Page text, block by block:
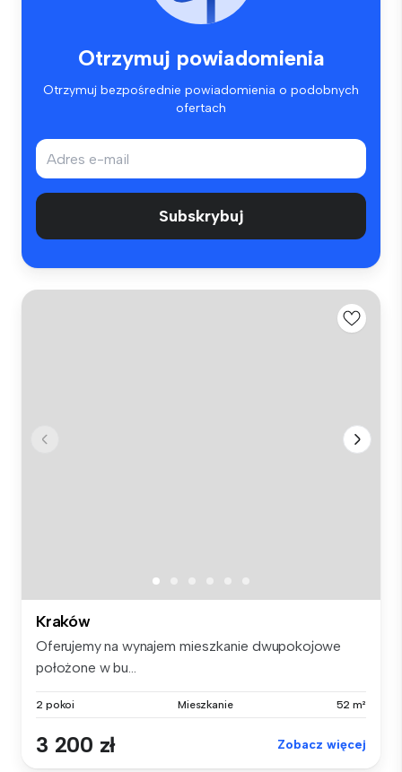
Otrzymuj powiadomienia
Otrzymuj bezpośrednie powiadomienia o podobnych
ofertach
Subskrybuj
Kraków
Oferujemy na wynajem mieszkanie dwupokojowe
położone w bu...
2 pokoi Mieszkanie 52 m²
3 200 zł Zobacz więcej